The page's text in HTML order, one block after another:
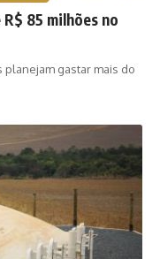
85 milhões no
gastar mais do